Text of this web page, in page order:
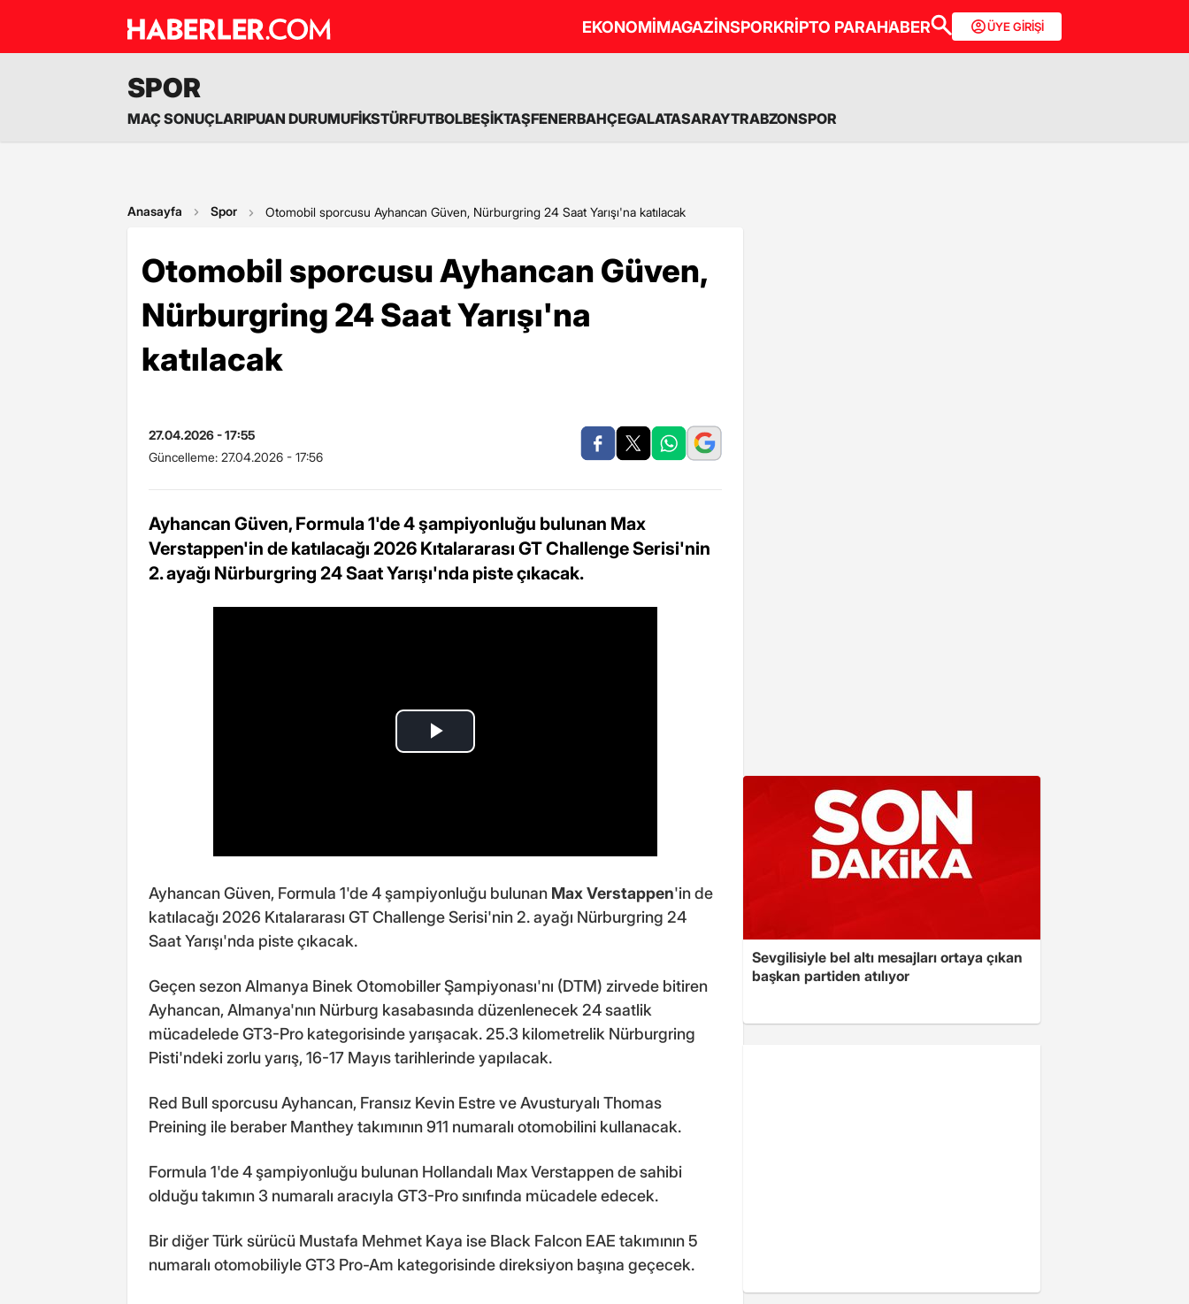
EKONOMİMAGAZİNSPORKRİPTO PARAHABER ÜYE GİRİŞİ
SPOR
MAÇ SONUÇLARIPUAN DURUMUFİKSTÜRFUTBOLBEŞİKTAŞFENERBAHÇEGALATASARAYTRABZONSPOR
Anasayfa Spor Otomobil sporcusu Ayhancan Güven, Nürburgring 24 Saat Yarışı'na katılacak
Otomobil sporcusu Ayhancan Güven,
Nürburgring 24 Saat Yarışı'na
katılacak
27.04.2026 - 17:55
Güncelleme: 27.04.2026 - 17:56
Ayhancan Güven, Formula 1'de 4 şampiyonluğu bulunan Max
Verstappen'in de katılacağı 2026 Kıtalararası GT Challenge Serisi'nin
2. ayağı Nürburgring 24 Saat Yarışı'nda piste çıkacak.
Ayhancan Güven, Formula 1'de 4 şampiyonluğu bulunan Max Verstappen'in de
katılacağı 2026 Kıtalararası GT Challenge Serisi'nin 2. ayağı Nürburgring 24
Saat Yarışı'nda piste çıkacak.
Geçen sezon Almanya Binek Otomobiller Şampiyonası'nı (DTM) zirvede bitiren
Ayhancan, Almanya'nın Nürburg kasabasında düzenlenecek 24 saatlik
mücadelede GT3-Pro kategorisinde yarışacak. 25.3 kilometrelik Nürburgring
Pisti'ndeki zorlu yarış, 16-17 Mayıs tarihlerinde yapılacak.
Red Bull sporcusu Ayhancan, Fransız Kevin Estre ve Avusturyalı Thomas
Preining ile beraber Manthey takımının 911 numaralı otomobilini kullanacak.
Formula 1'de 4 şampiyonluğu bulunan Hollandalı Max Verstappen de sahibi
olduğu takımın 3 numaralı aracıyla GT3-Pro sınıfında mücadele edecek.
Bir diğer Türk sürücü Mustafa Mehmet Kaya ise Black Falcon EAE takımının 5
numaralı otomobiliyle GT3 Pro-Am kategorisinde direksiyon başına geçecek.
Sevgilisiyle bel altı mesajları ortaya çıkan
başkan partiden atılıyor